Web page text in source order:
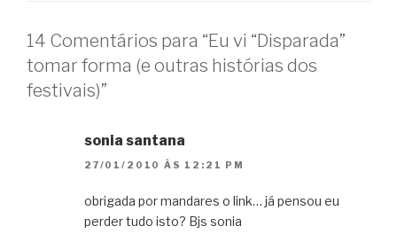
14 Comentários para “Eu vi “Disparada”
tomar forma (e outras histórias dos
festivais)”
sonia santana
27/01/2010 ÀS 12:21 PM
obrigada por mandares o link… já pensou eu
perder tudo isto? Bjs sonia